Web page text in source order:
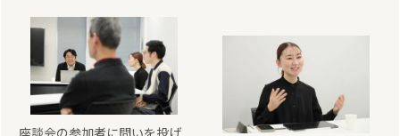
座談会の参加者に問いを投げ